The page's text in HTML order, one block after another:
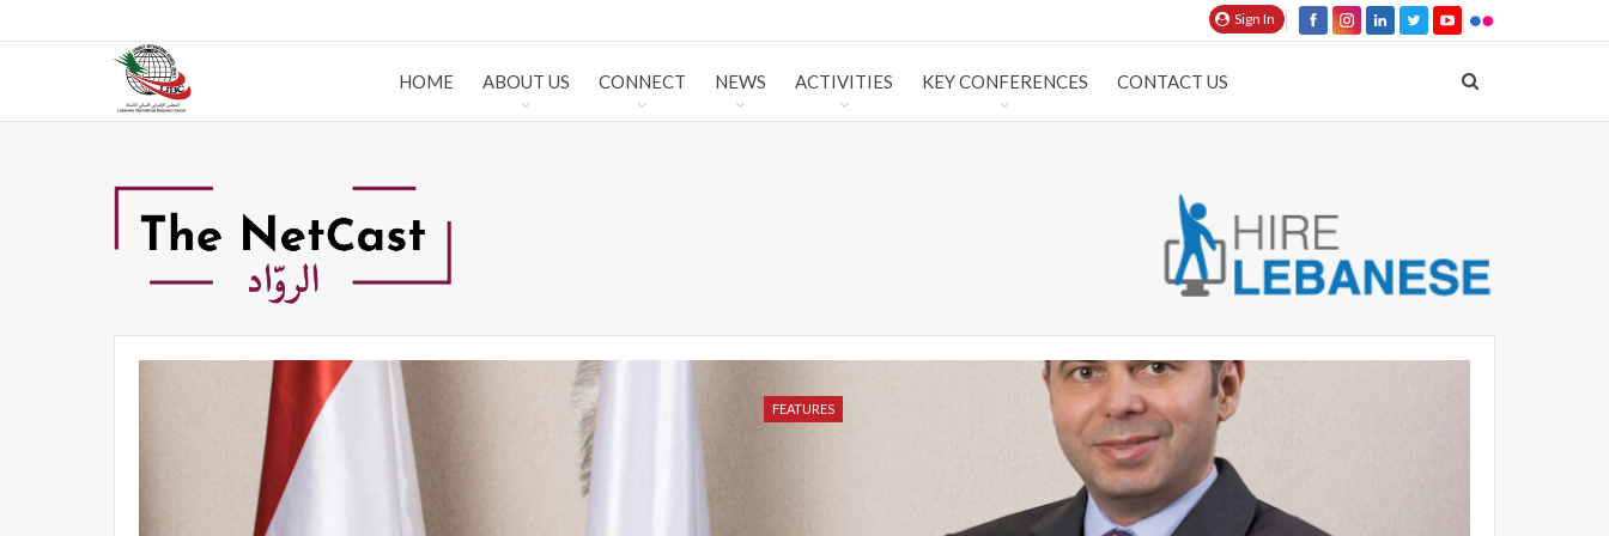
Sign In
HOME ABOUT US CONNECT NEWS ACTIVITIES KEY CONFERENCES CONTACT US
FEATURES
FEATURES
FEATURES
FEATURES
FEATURES